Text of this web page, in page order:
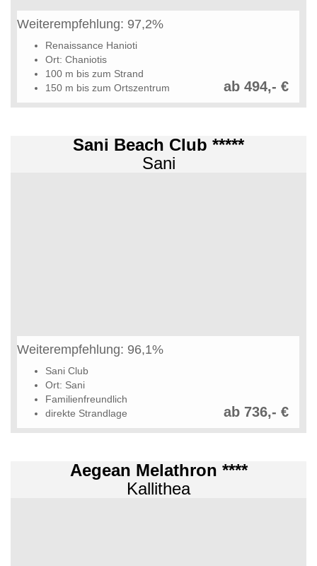
Weiterempfehlung: 97,2%
Renaissance Hanioti
Ort: Chaniotis
100 m bis zum Strand
150 m bis zum Ortszentrum
ab 494,- €
Sani Beach Club *****
Sani
Weiterempfehlung: 96,1%
Sani Club
Ort: Sani
Familienfreundlich
direkte Strandlage
ab 736,- €
Aegean Melathron ****
Kallithea